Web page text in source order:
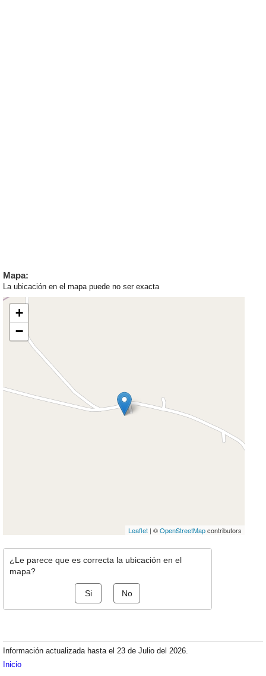
Mapa:
La ubicación en el mapa puede no ser exacta
+
−
Leaflet | ©OpenStreetMapcontributors
¿Le parece que es correcta la ubicación en el
mapa?
Si No
Información actualizada hasta el 23 de Julio del 2026.
Inicio